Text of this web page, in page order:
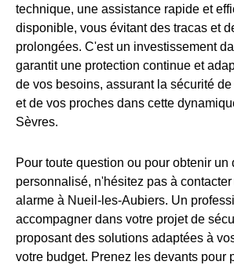
technique, une assistance rapide et
disponible, vous évitant des tracas et
prolongées. C'est un investissement
garantit une protection continue et
de vos besoins, assurant la sécurité
et de vos proches dans cette
Sèvres.
Pour toute question ou pour obtenir un
personnalisé, n'hésitez pas à
alarme à Nueil-les-Aubiers. Un
accompagner dans votre projet de
proposant des solutions adaptées à
votre budget. Prenez les devants pour